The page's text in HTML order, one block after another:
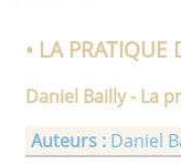
Auteurs :Paroles
• LA VIE DES
• LA PRATIQUE
Daniel Bailly - La
Auteurs : Daniel